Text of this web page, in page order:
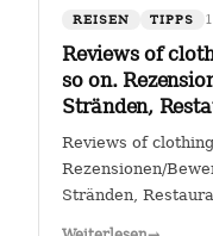
REISEN TIPPS
Reviews of
so on.
Stränden,
Reviews of
Rezensionen/
Stränden,